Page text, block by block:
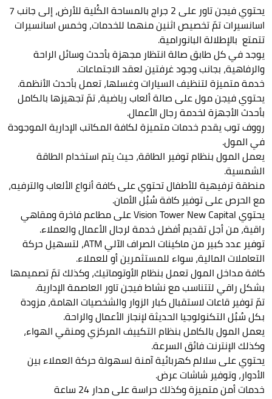
يحتوي فيجن تاور على 2 جراج بالمساحة الكُلية للأرض، إلى جانب 7
اسانسيرات تمّ تخصيص اثنين منهما للخدمات، وخمس اسانسيرات
تتمتع بالإطلالة البانورامية.
يوجد في كل طابق صالة انتظار مجهزة بأحدث وسائل الراحة
والرفاهية، بجانب وجود غرفتين لعقد الاجتماعات.
خدمة متميزة لتنظيف السيارات وغسلها، تعمل بأحدث الأنظمة.
يحتوي فيجن مول على صالة ألعاب رياضية، تمّ تجهيزها بالكامل
بأحدث الأجهزة لخدمة رجال الأعمال.
رووف توب يقدم خدمات متميزة لكافة المكاتب الإدارية الموجودة
في المول.
يعمل المول بنظام توفير الطاقة، حيث يتم استخدام الطاقة
الشمسية.
منطقة ترفيهية للأطفال تحتوي على كافة أنواع الألعاب والترفيه،
مع الحرص على توفير كافة سُبُل الأمان.
يحتوي Vision Tower New Capital على مطاعم فاخرة ومقاهي
راقية، من أجل تقديم أفضل خدمة لرجال الأعمال والعملاء.
توفير عدد كبير من ماكينات الصراف الآلي ATM، لتسهيل حركة
التعاملات المالية، سواء للمستثمرين أو للعملاء.
كافة مداخل المول تعمل بنظام الأوتوماتيك، وكذلك تمّ تصميمها
بشكل راقي لتتناسب مع نشاط فيجن تاور العاصمة الإدارية.
تمّ توفير قاعات لاستقبال كبار الزوار والشخصيات الهامة، مزودة
بكل سُبُل التكنولوجيا الحديثة لإنجاز الأعمال والراحة.
يعمل المول بالكامل بنظام التكييف المركزي ومنقي الهواء،
وكذلك الإنترنت فائق السرعة.
يحتوي على سلالم كهربائية آمنة لسهولة حركة العملاء بين
الأدوار، وتوفير شاشات عرض.
خدمات أمن متميزة وكذلك حراسة على مدار 24 ساعة